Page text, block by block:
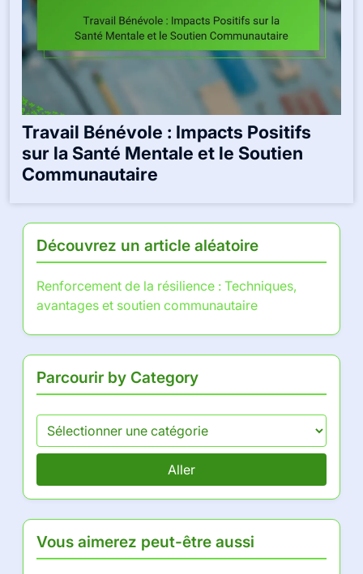
Travail Bénévole : Impacts Positifs
sur la Santé Mentale et le Soutien
Communautaire
Découvrez un article aléatoire
Renforcement de la résilience : Techniques,
avantages et soutien communautaire
Parcourir by Category
Aller
Vous aimerez peut-être aussi